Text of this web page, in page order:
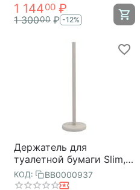
1 14400 ₽
1 30000 ₽ -12%
Держатель для
туалетной бумаги Slim,
светло-серый, Bergenson
Bjorn Bath
КОД: BB0000937